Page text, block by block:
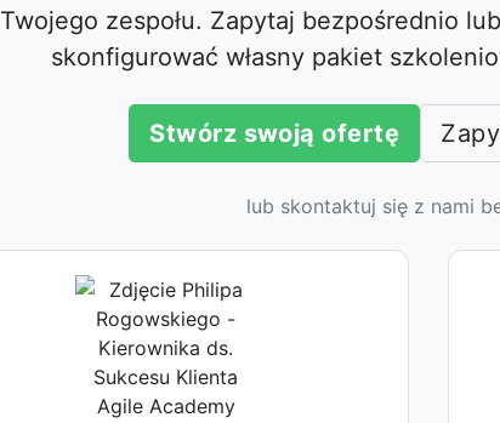
Twojego zespołu. Zapytaj bezpośrednio
skonfigurować własny pakiet
Stwórz swoją ofertę
lub skontaktuj się z nami